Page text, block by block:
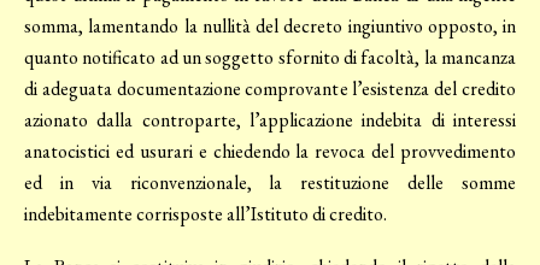
somma, lamentando la nullità del decreto ingiuntivo opposto, in
quanto notificato ad un soggetto sfornito di facoltà, la mancanza
di adeguata documentazione comprovante l’esistenza del credito
azionato dalla controparte, l’applicazione indebita di interessi
anatocistici ed usurari e chiedendo la revoca del provvedimento
ed in via riconvenzionale, la restituzione delle somme
indebitamente corrisposte all’Istituto di credito.